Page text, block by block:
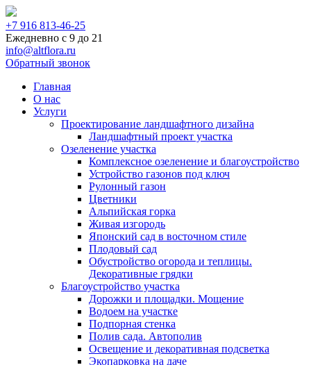
+7 916 813-46-25
Ежедневно с 9 до 21
info@altflora.ru
Обратный звонок
Главная
О нас
Услуги
Проектирование ландшафтного дизайна
Ландшафтный проект участка
Озеленение участка
Комплексное озеленение и благоустройство
Устройство газонов под ключ
Рулонный газон
Цветники
Альпийская горка
Живая изгородь
Японский сад в восточном стиле
Плодовый сад
Обустройство огорода и теплицы.
Декоративные грядки
Благоустройство участка
Дорожки и площадки. Мощение
Водоем на участке
Подпорная стенка
Полив сада. Автополив
Освещение и декоративная подсветка
Экопарковка на даче